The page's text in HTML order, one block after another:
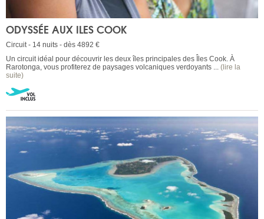
ODYSSÉE AUX ILES COOK
Circuit - 14 nuits - dès 4892 €
Un circuit idéal pour découvrir les deux îles principales des Îles Cook. À
Rarotonga, vous profiterez de paysages volcaniques verdoyants ... (lire la
suite)